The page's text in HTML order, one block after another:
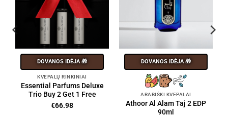
DOVANOS IDĖJA 🎁
KVEPALŲ RINKINIAI
Essential Parfums Deluxe
Trio Buy 2 Get 1 Free
€66.98
DOVANOS IDĖJA 🎁
ARABIŠKI KVEPALAI
Athoor Al Alam Taj 2 EDP
90ml